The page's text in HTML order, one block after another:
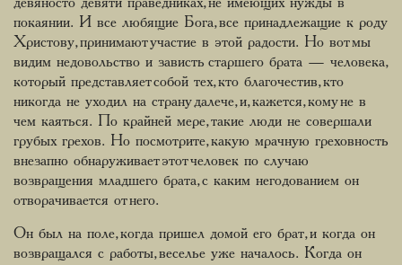
покаянии. И все любящие Бога, все принадлежащие к роду
Христову, принимают участие в этой радости. Но вот мы
видим недовольство и зависть старшего брата — человека,
который представляет собой тех, кто благочестив, кто
никогда не уходил на страну далече, и, кажется, кому не в
чем каяться. По крайней мере, такие люди не совершали
грубых грехов. Но посмотрите, какую мрачную греховность
внезапно обнаруживает этот человек по случаю
возвращения младшего брата, с каким негодованием он
отворачивается от него.
Он был на поле, когда пришел домой его брат, и когда он
возвращался с работы, веселье уже началось. Когда он